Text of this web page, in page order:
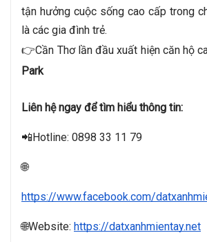
tận hưởng cuộc sống cao cấp trong
là các gia đình trẻ.
👉Cần Thơ lần đầu xuất hiện căn hộ
Park
Liên hệ ngay để tìm hiểu thông tin:
📲Hotline: 0898 33 11 79
https://www.facebook.com/
🌐Website: https://datxanhmientay.net